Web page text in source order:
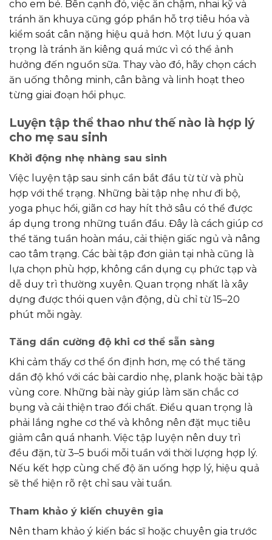
cho em bé. Bên cạnh đó, việc ăn chậm, nhai kỹ và
tránh ăn khuya cũng góp phần hỗ trợ tiêu hóa và
kiểm soát cân nặng hiệu quả hơn. Một lưu ý quan
trọng là tránh ăn kiêng quá mức vì có thể ảnh
hưởng đến nguồn sữa. Thay vào đó, hãy chọn cách
ăn uống thông minh, cân bằng và linh hoạt theo
từng giai đoạn hồi phục.
Luyện tập thể thao như thế nào là hợp lý
cho mẹ sau sinh
Khởi động nhẹ nhàng sau sinh
Việc luyện tập sau sinh cần bắt đầu từ từ và phù
hợp với thể trạng. Những bài tập nhẹ như đi bộ,
yoga phục hồi, giãn cơ hay hít thở sâu có thể được
áp dụng trong những tuần đầu. Đây là cách giúp cơ
thể tăng tuần hoàn máu, cải thiện giấc ngủ và nâng
cao tâm trạng. Các bài tập đơn giản tại nhà cũng là
lựa chọn phù hợp, không cần dụng cụ phức tạp và
dễ duy trì thường xuyên. Quan trọng nhất là xây
dựng được thói quen vận động, dù chỉ từ 15–20
phút mỗi ngày.
Tăng dần cường độ khi cơ thể sẵn sàng
Khi cảm thấy cơ thể ổn định hơn, mẹ có thể tăng
dần độ khó với các bài cardio nhẹ, plank hoặc bài tập
vùng core. Những bài này giúp làm săn chắc cơ
bụng và cải thiện trao đổi chất. Điều quan trọng là
phải lắng nghe cơ thể và không nên đặt mục tiêu
giảm cân quá nhanh. Việc tập luyện nên duy trì
đều đặn, từ 3–5 buổi mỗi tuần với thời lượng hợp lý.
Nếu kết hợp cùng chế độ ăn uống hợp lý, hiệu quả
sẽ thể hiện rõ rệt chỉ sau vài tuần.
Tham khảo ý kiến chuyên gia
Nên tham khảo ý kiến bác sĩ hoặc chuyên gia trước